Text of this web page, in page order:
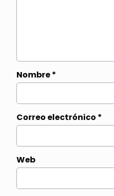
Nombre*
Correo electrónico *
Web